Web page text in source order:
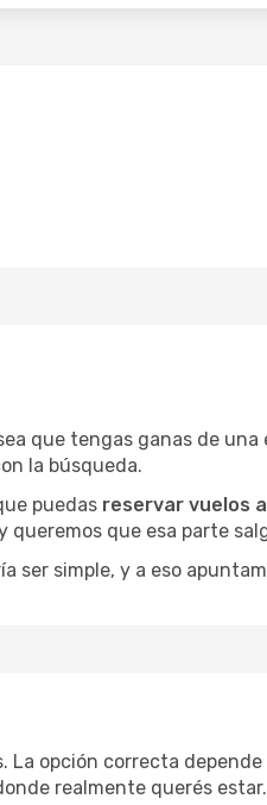
que tengas ganas de
la búsqueda.
puedas reservar vuelos
que esa parte
ser simple, y a eso
opción correcta depende
realmente querés estar.